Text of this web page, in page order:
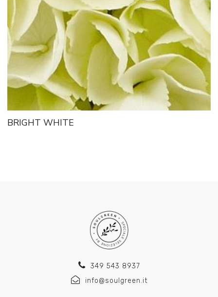
BRIGHT WHITE
349 543 8937
info@soulgreen.it